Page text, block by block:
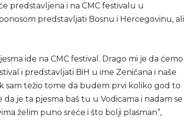
predstavljena i na CMC festivalu u
predstavljati Bosnu i Hercegovinu, ali
ide na CMC festival. Drago mi je da ćemo
i predstavljati BiH u ime Zeničana i naše
sam težio tome da budem prvi koliko god to
je ta pjesma baš tu u Vodicama i nadam se
želim puno sreće i što bolji plasman”,